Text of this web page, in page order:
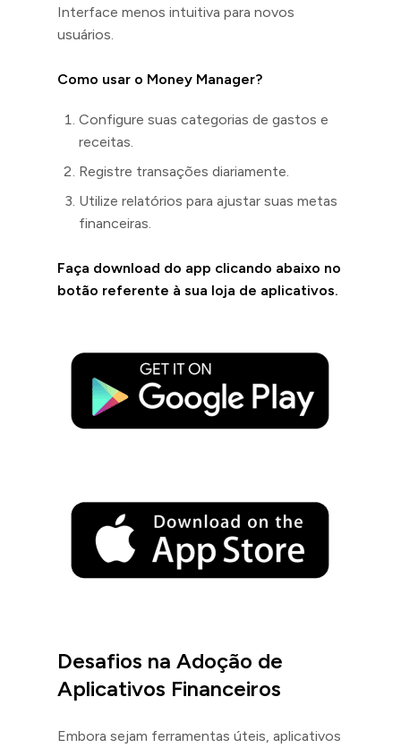
Interface menos intuitiva para novos
usuários.
Como usar o Money Manager?
Configure suas categorias de gastos e
receitas.
Registre transações diariamente.
Utilize relatórios para ajustar suas metas
financeiras.
Faça download do app clicando abaixo no
botão referente à sua loja de aplicativos.
Desafios na Adoção de
Aplicativos Financeiros
Embora sejam ferramentas úteis, aplicativos